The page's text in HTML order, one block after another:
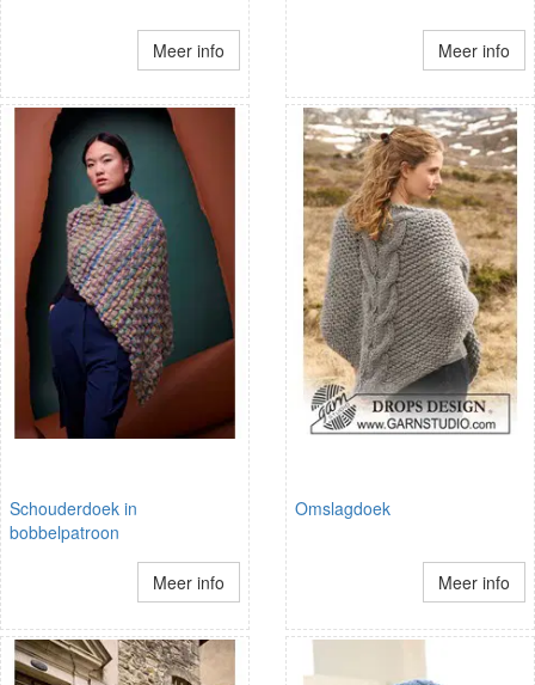
Meer info Meer info
Schouderdoek in
bobbelpatroon
Meer info
Omslagdoek
Meer info